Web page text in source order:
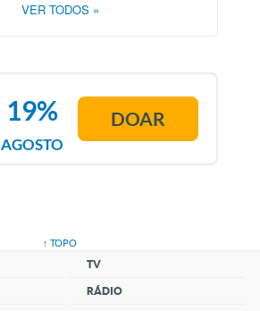
VER TODOS »
AGOSTO
19% DOAR
↑ TOPO
TV
RÁDIO